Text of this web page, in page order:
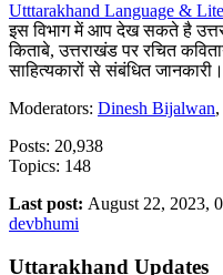
Utttarakhand Language &
इस विभाग में आप देख सकते है
किताबे, उत्तराखंड पर रचित
साहित्यकारों से संबंधित जानकारी।
Moderators: Dinesh Bijalwan,
Posts: 20,938
Topics: 148
Last post: August 22, 2023,
devbhumi
Uttarakhand Updates